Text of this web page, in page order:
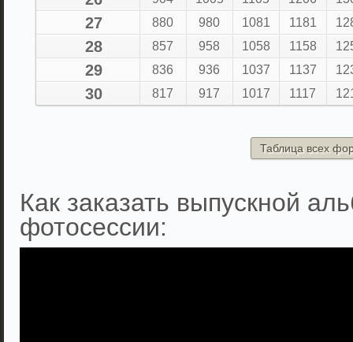
27 880 980 1081 1181
28 857 958 1058 1158
29 836 936 1037 1137
30 817 917 1017 1117
Таблица всех
Как заказать выпускной
фотосессии: